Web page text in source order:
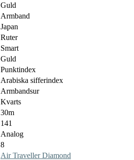
Guld
Armband
Japan
Ruter
Smart
Guld
Punktindex
Arabiska sifferindex
Armbandsur
Kvarts
30m
141
Analog
8
Air Traveller Diamond